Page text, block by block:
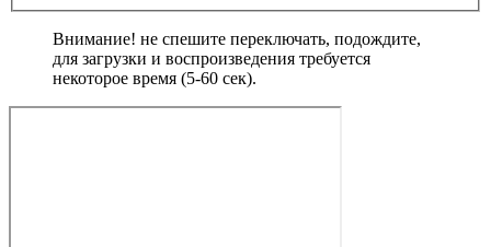
Внимание! не спешите переключать, подождите,
для загрузки и воспроизведения требуется
некоторое время (5-60 сек).